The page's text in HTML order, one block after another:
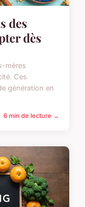
des
dès
mères
Ces
génération en
6 min de lecture →